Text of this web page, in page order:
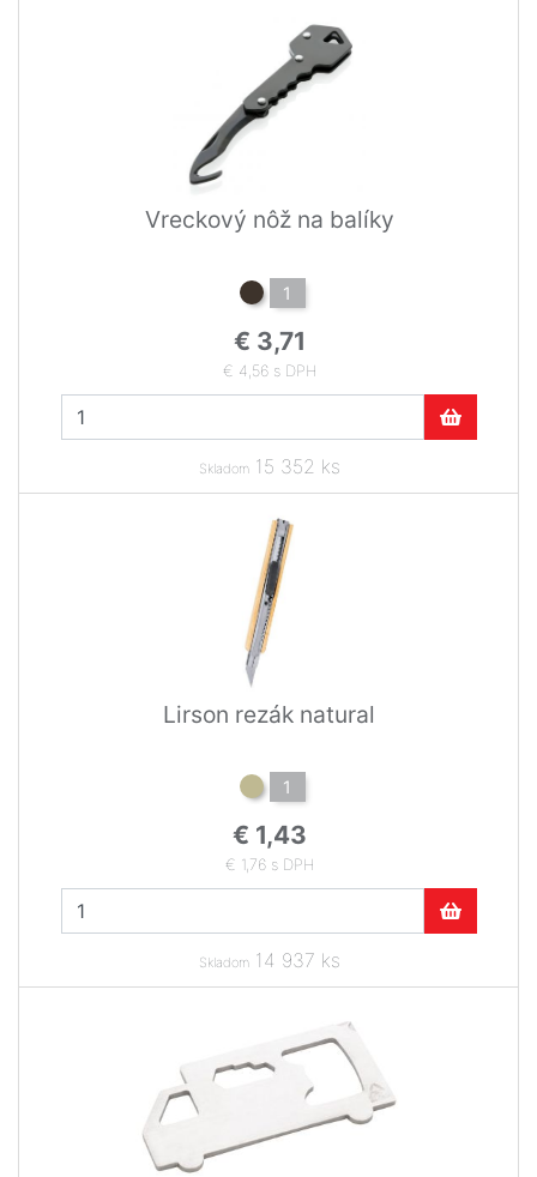
Vreckový nôž na balíky
1
€ 3,71
€ 4,56 s DPH
Skladom15 352 ks
Lirson rezák natural
1
€ 1,43
€ 1,76 s DPH
Skladom14 937 ks